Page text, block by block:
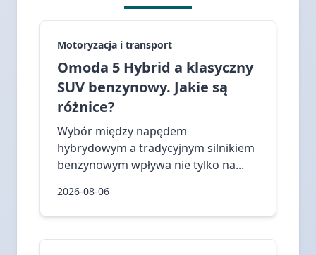
Motoryzacja i transport
Omoda 5 Hybrid a klasyczny
SUV benzynowy. Jakie są
różnice?
Wybór między napędem
hybrydowym a tradycyjnym silnikiem
benzynowym wpływa nie tylko na...
2026-08-06